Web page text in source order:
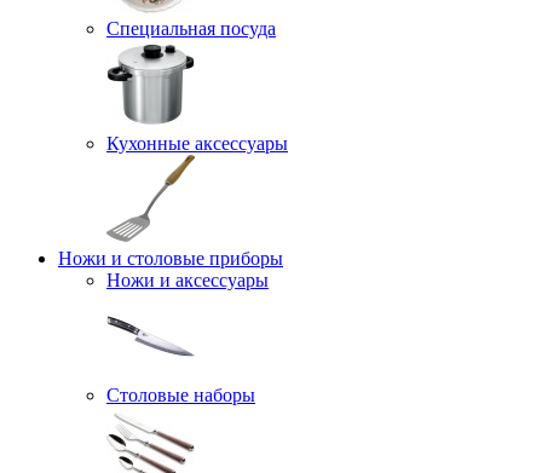
Специальная посуда
Кухонные аксессуары
Ножи и столовые приборы
Ножи и аксессуары
Столовые наборы